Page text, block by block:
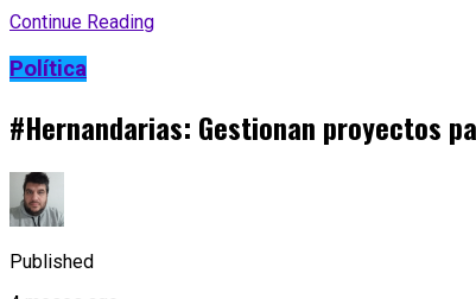
Continue Reading
Política
#Hernandarias: Gestionan proyectos
Published